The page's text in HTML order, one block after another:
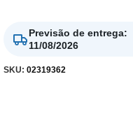
Previsão de entrega:
11/08/2026
SKU: 02319362